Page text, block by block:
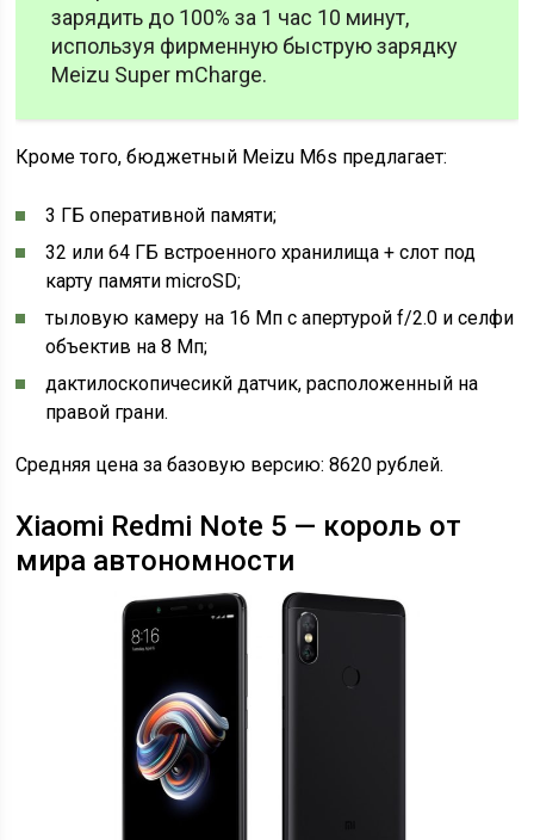
зарядить до 100% за 1 час 10 минут,
используя фирменную быструю зарядку
Meizu Super mCharge.
Кроме того, бюджетный Meizu M6s предлагает:
3 ГБ оперативной памяти;
32 или 64 ГБ встроенного хранилища + слот под
карту памяти microSD;
тыловую камеру на 16 Мп с апертурой f/2.0 и селфи
объектив на 8 Мп;
дактилоскопичесикй датчик, расположенный на
правой грани.
Средняя цена за базовую версию: 8620 рублей.
Xiaomi Redmi Note 5 — король от
мира автономности